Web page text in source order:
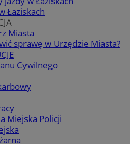
Łaziskach
Miasta
sprawę w Urzędzie Miasta?
Cywilnego
Miejska Policji